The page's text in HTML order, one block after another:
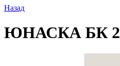
Назад
ЮНАСКА БК 2